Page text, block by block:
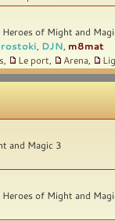
of Might and
DJN m8mat
Le port Arena
and Magic 3
of Might and